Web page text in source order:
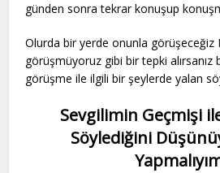
günden sonra tekrar konuşup
Olurda bir yerde onunla görüşeceğiz
görüşmüyoruz gibi bir tepki alırsanız
görüşme ile ilgili bir şeylerde yalan
Sevgilimin Geçmişi
Söylediğini